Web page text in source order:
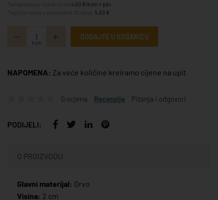
4,50 €/kom + pdv
5,63 €
kom
DODAJTE U KOŠARICU
NAPOMENA: Za veće količine kreiramo cijene na upit
0 ocjena Recenzije Pitanja i odgovori
PODIJELI:
O PROIZVODU
Glavni materijal: Drvo
Visina: 2 cm